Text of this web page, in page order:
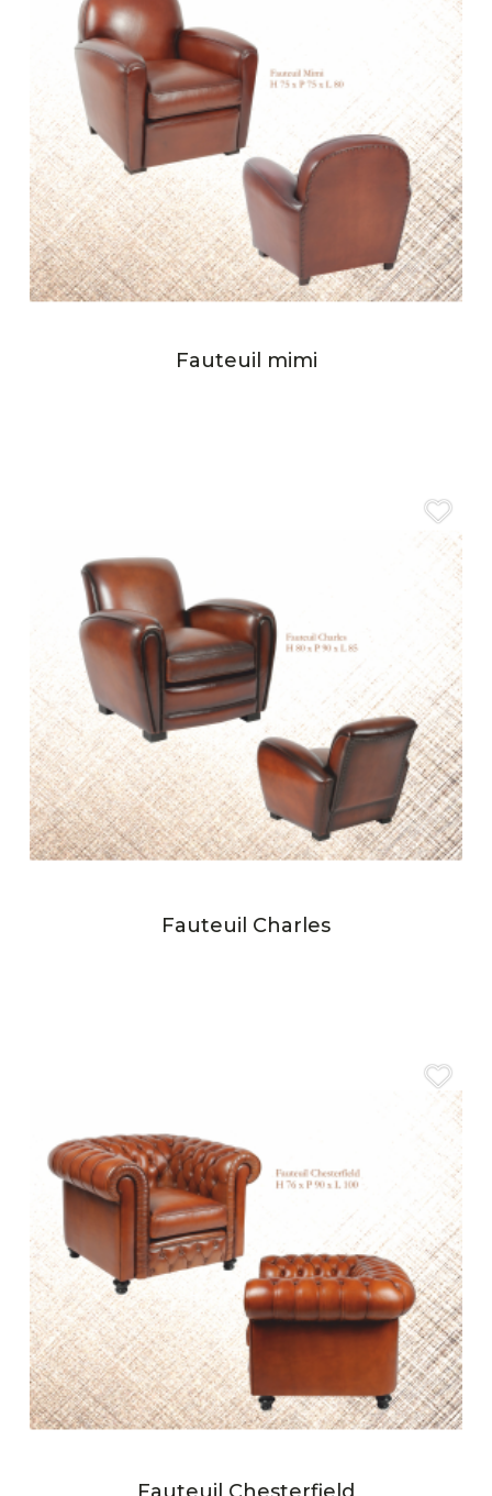
Fauteuil mimi
Fauteuil Charles
Fauteuil Chesterfield